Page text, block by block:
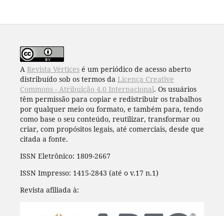
A Revista Vérticesé um periódico de acesso aberto
distribuído sob os termos da Licença Creative
Commons - Atribuição 4.0 Internacional. Os usuários
têm permissão para copiar e redistribuir os trabalhos
por qualquer meio ou formato, e também para, tendo
como base o seu conteúdo, reutilizar, transformar ou
criar, com propósitos legais, até comerciais, desde que
citada a fonte.
ISSN Eletrônico: 1809-2667
ISSN Impresso: 1415-2843 (até o v.17 n.1)
Revista afiliada à: